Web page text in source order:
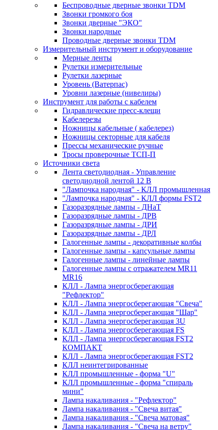
Беспроводные дверные звонки TDM
Звонки громкого боя
Звонки дверные "ЭКО"
Звонки народные
Проводные дверные звонки TDM
Измерительный инструмент и оборудование
Мерные ленты
Рулетки измерительные
Рулетки лазерные
Уровень (Ватерпас)
Уровни лазерные (нивелиры)
Инструмент для работы с кабелем
Гидравлические пресс-клещи
Кабелерезы
Ножницы кабельные ( кабелерез)
Ножницы секторные для кабеля
Прессы механические ручные
Тросы проверочные ТСП-П
Источники света
Лента светодиодная - Управление
светодиодной лентой 12 В
"Лампочка народная" - КЛЛ промышленная
"Лампочка народная" - КЛЛ формы FST2
Газоразрядные лампы - ДНаТ
Газоразрядные лампы - ДРВ
Газоразрядные лампы - ДРИ
Газоразрядные лампы - ДРЛ
Галогенные лампы - декоративные колбы
Галогенные лампы - капсульные лампы
Галогенные лампы - линейные лампы
Галогенные лампы с отражателем MR11
MR16
КЛЛ - Лампа энергосберегающая
"Рефлектор"
КЛЛ - Лампа энергосберегающая "Свеча"
КЛЛ - Лампа энергосберегающая "Шар"
КЛЛ - Лампа энергосберегающая 3U
КЛЛ - Лампа энергосберегающая FS
КЛЛ - Лампа энергосберегающая FST2
КОМПАКТ
КЛЛ - Лампа энергосберегающая FSТ2
КЛЛ неинтегрированные
КЛЛ промышленные - форма "U"
КЛЛ промышленные - форма "спираль
мини"
Лампа накаливания - "Рефлектор"
Лампа накаливания - "Свеча витая"
Лампа накаливания - "Свеча матовая"
Лампа накаливания - "Свеча на ветру"